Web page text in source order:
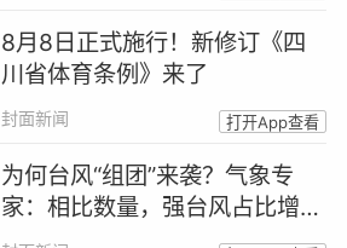
8月8日正式施行！新修订《四
川省体育条例》来了
封面新闻 打开App查看
为何台风“组团”来袭？气象专
家：相比数量，强台风占比增加
更值得关注